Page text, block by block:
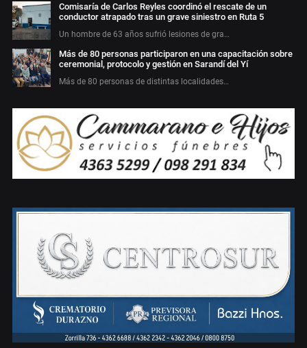
Comisaría de Carlos Reyles coordinó el rescate de un
conductor atrapado tras un grave siniestro en Ruta 5
Un hombre de 63 años sufrió lesiones de gra…
Más de 80 personas participaron en una capacitación sobre
ceremonial, protocolo y gestión en Sarandí del Yí
Más de 80 personas de distintas localidades…